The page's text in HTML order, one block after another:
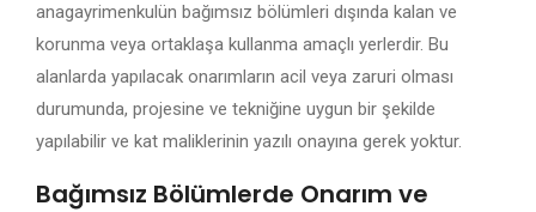
anagayrimenkulün bağımsız bölümleri dışında kalan ve
korunma veya ortaklaşa kullanma amaçlı yerlerdir. Bu
alanlarda yapılacak onarımların acil veya zaruri olması
durumunda, projesine ve tekniğine uygun bir şekilde
yapılabilir ve kat maliklerinin yazılı onayına gerek yoktur.
Bağımsız Bölümlerde Onarım ve